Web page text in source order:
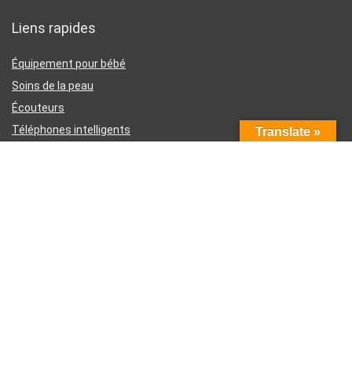
Liens rapides
Équipement pour bébé
Soins de la peau
Écouteurs
Téléphones intelligents
Translate »